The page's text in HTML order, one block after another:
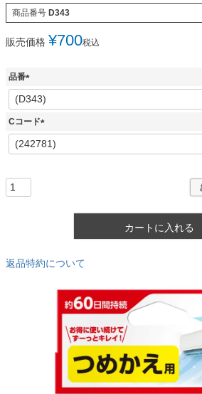
商品番号 D343
販売価格 ¥700税込
品番
(
必
Cコード
(
必
カートに入れる
返品特約について